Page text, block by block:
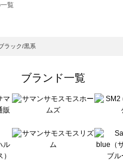
覧
（ツハルバイサマンサモスモス）の
ンサモスモス ブルー）の一覧
チ クラシック）の一覧
ール）の一覧
ズブルー）の一覧
）の一覧
ラック/黒系
ブランド一覧